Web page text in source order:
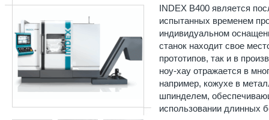
INDEX B400 является
испытанных временем
индивидуальном
станок находит свое
прототипов, так и в
ноу-хау отражается в
например, кожухе в
шпинделем,
использовании длинных